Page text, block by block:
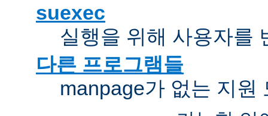
suexec
실행을 위해 사용자를
다른 프로그램들
manpage가 없는 지원